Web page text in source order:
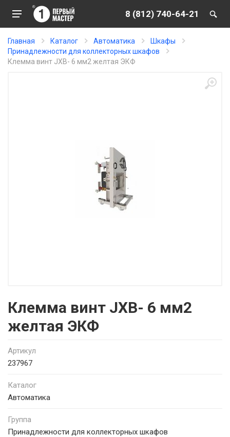
8 (812) 740-64-21
Главная Каталог Автоматика
Шкафы
Принадлежности для коллекторных шкафов
Клемма винт JXB- 6 мм2 желтая ЭКФ
Клемма винт JXB- 6 мм2
желтая ЭКФ
Артикул
237967
Каталог
Автоматика
Группа
Принадлежности для коллекторных шкафов